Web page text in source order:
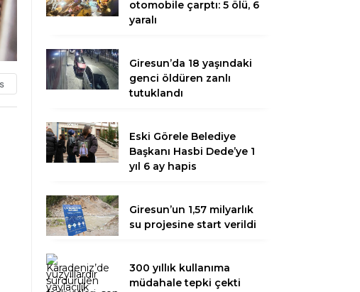
otomobile çarptı: 5 ölü, 6
yaralı
Giresun’da 18 yaşındaki
genci öldüren zanlı
tutuklandı
Eski Görele Belediye
Başkanı Hasbi Dede’ye 1
yıl 6 ay hapis
Giresun’un 1,57 milyarlık
su projesine start verildi
300 yıllık kullanıma
müdahale tepki çekti